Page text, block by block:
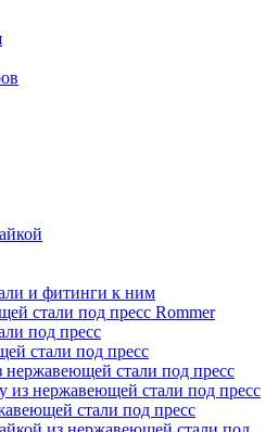
и фитинги к ним
стали под пресс Rommer
под пресс
стали под пресс
стали под пресс
из нержавеющей стали под пресс
стали под пресс